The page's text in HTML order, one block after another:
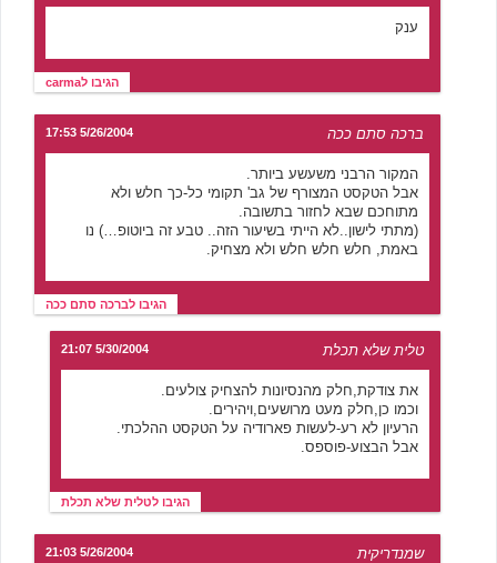
ענק
הגיבו לcarma
ברכה סתם ככה 5/26/2004 17:53
המקור הרבני משעשע ביותר.
אבל הטקסט המצורף של גב' תקומי כל-כך חלש ולא
מתוחכם שבא לחזור בתשובה.
(מתתי לישון..לא הייתי בשיעור הזה.. טבע זה ביוטופ…) נו
באמת, חלש חלש חלש ולא מצחיק.
הגיבו לברכה סתם ככה
טלית שלא תכלת 5/30/2004 21:07
את צודקת,חלק מהנסיונות להצחיק צולעים.
וכמו כן,חלק מעט מרושעים,ויהירים.
הרעיון לא רע-לעשות פארודיה על הטקסט ההלכתי.
אבל הבצוע-פוספס.
הגיבו לטלית שלא תכלת
שמנדריקית 5/26/2004 21:03